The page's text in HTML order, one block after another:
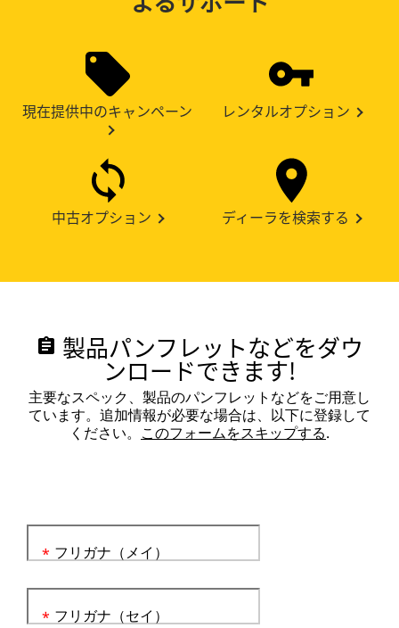
現在提供中のキャンペーン レンタルオプション
中古オプション ディーラを検索する
assignment 製品パンフレットなどをダウ
ンロードできます!
主要なスペック、製品のパンフレットなどをご用意し
ています。追加情報が必要な場合は、以下に登録して
ください。 このフォームをスキップする.
フリガナ（メイ）
*
フリガナ（セイ）
*